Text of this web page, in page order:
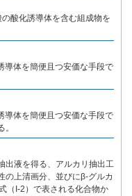
酸化誘導体を含む組成物を
導体を簡便且つ安価な手段で
導体を簡便且つ安価な手段で
出液を得る、アルカリ抽出工
の上清画分、並びにβ-グルカ
（I-2）で表される化合物か